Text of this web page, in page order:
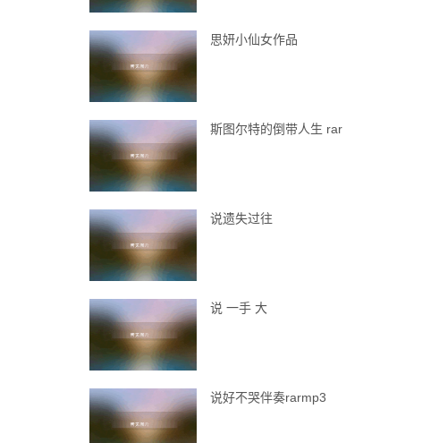
思妍小仙女作品
斯图尔特的倒带人生 rar
说遗失过往
说 一手 大
说好不哭伴奏rarmp3